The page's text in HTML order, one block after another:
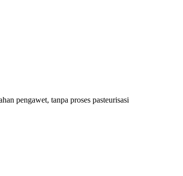
pengawet, tanpa proses pasteurisasi